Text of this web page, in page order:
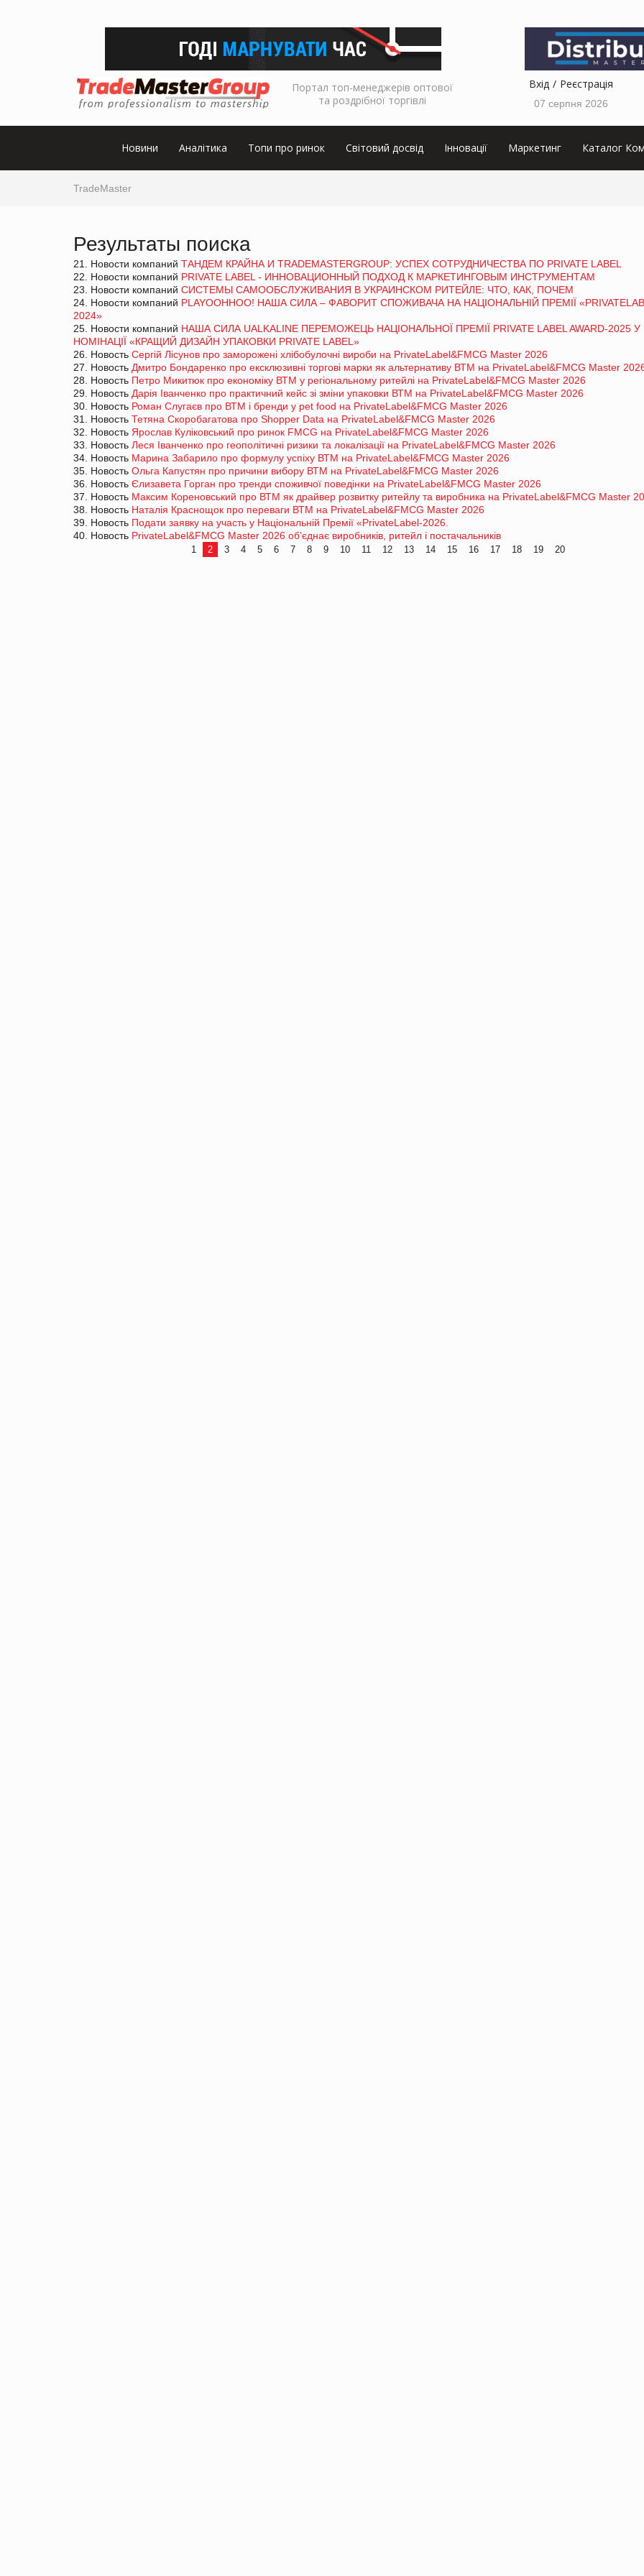
Портал топ-менеджерів оптової
та роздрібної торгівлі
Вхід Реєстрація
07 серпня 2026
Новини Аналітика Топи про ринок Світовий досвід Інновації Маркетинг Каталог
TradeMaster
Результаты поиска
21. Новости компаний ТАНДЕМ КРАЙНА И TRADEMASTERGROUP: УСПЕХ СОТРУДНИЧЕСТВА ПО PRIVATE LABEL
22. Новости компаний PRIVATE LABEL - ИННОВАЦИОННЫЙ ПОДХОД К МАРКЕТИНГОВЫМ ИНСТРУМЕНТАМ
23. Новости компаний СИСТЕМЫ САМООБСЛУЖИВАНИЯ В УКРАИНСКОМ РИТЕЙЛЕ: ЧТО, КАК, ПОЧЕМ
24. Новости компаний PLAYOOHHOO! НАША СИЛА – ФАВОРИТ СПОЖИВАЧА НА НАЦІОНАЛЬНІЙ ПРЕМІЇ
2024»
25. Новости компаний НАША СИЛА UALKALINE ПЕРЕМОЖЕЦЬ НАЦІОНАЛЬНОЇ ПРЕМІЇ PRIVATE LABEL AWARD-2025 У
НОМІНАЦІЇ «КРАЩИЙ ДИЗАЙН УПАКОВКИ PRIVATE LABEL»
26. Новость Сергій Лісунов про заморожені хлібобулочні вироби на PrivateLabel&FMCG Master 2026
27. Новость Дмитро Бондаренко про ексклюзивні торгові марки як альтернативу ВТМ на PrivateLabel&FMCG Master
28. Новость Петро Микитюк про економіку ВТМ у регіональному ритейлі на PrivateLabel&FMCG Master 2026
29. Новость Дарія Іванченко про практичний кейс зі зміни упаковки ВТМ на PrivateLabel&FMCG Master 2026
30. Новость Роман Слугаєв про ВТМ і бренди у pet food на PrivateLabel&FMCG Master 2026
31. Новость Тетяна Скоробагатова про Shopper Data на PrivateLabel&FMCG Master 2026
32. Новость Ярослав Куліковський про ринок FMCG на PrivateLabel&FMCG Master 2026
33. Новость Леся Іванченко про геополітичні ризики та локалізації на PrivateLabel&FMCG Master 2026
34. Новость Марина Забарило про формулу успіху ВТМ на PrivateLabel&FMCG Master 2026
35. Новость Ольга Капустян про причини вибору ВТМ на PrivateLabel&FMCG Master 2026
36. Новость Єлизавета Горган про тренди споживчої поведінки на PrivateLabel&FMCG Master 2026
37. Новость Максим Кореновський про ВТМ як драйвер розвитку ритейлу та виробника на PrivateLabel&FMCG Master
38. Новость Наталія Краснощок про переваги ВТМ на PrivateLabel&FMCG Master 2026
39. Новость Подати заявку на участь у Національній Премії «PrivateLabel-2026.
40. Новость PrivateLabel&FMCG Master 2026 об’єднає виробників, ритейл і постачальників
1 2 3 4 5 6 7 8 9 10 11 12 13 14 15 16 17 18 19 20